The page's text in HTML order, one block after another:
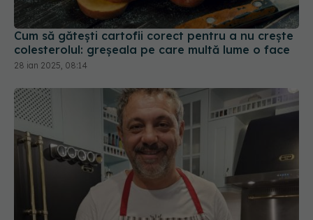
Cum să gătești cartofii corect pentru a nu crește
colesterolul: greșeala pe care multă lume o face
28 ian 2025, 08:14